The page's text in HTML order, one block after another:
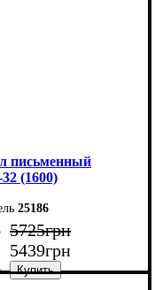
письменный
(1600)
25186
5725грн
5439грн